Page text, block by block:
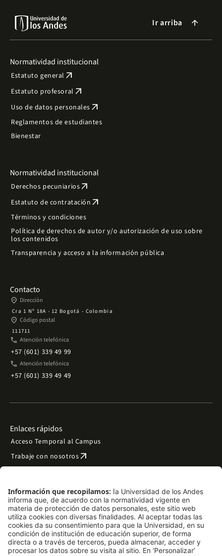
Ir arriba arrow_forward
Normatividad institucional
Estatuto general arrow_outward
Estatuto profesoral arrow_outward
Uso de datos personales arrow_outward
Reglamentos de estudiantes
Bienestar
Normatividad institucional
Derechos pecuniariosarrow_outward
Estatuto de contratación arrow_outward
Términos y condiciones
Política de derechos de autor y/o autorización de uso sobre
los contenidos
Transparencia y acceso a la información pública
Contacto
place Dirección
Cra 1 Nº 18A - 12 Bogotá - Colombia
place Código postal
111711
phone Atención telefónica
+57 (601) 339 49 99
phone Atención telefónica
+57 (601) 339 49 49
Enlaces rápidos
Acceso Temporal al Campus
Trabaje con nosotrosarrow_outward
Preguntas frecuentes
Filantropía y donacionesarrow_outward
Mapa del sitio arrow_outward